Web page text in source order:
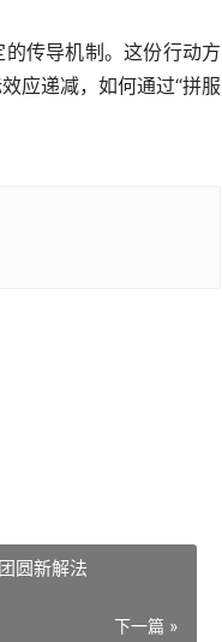
传导机制。这份行动方
应递减，如何通过“拼服
圆新解法
下一篇 »